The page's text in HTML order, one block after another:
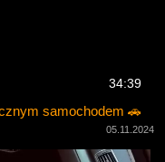
34:39
samochodem 🚗
05.11.2024